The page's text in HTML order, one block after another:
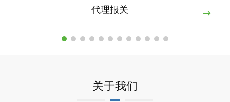
代理报关
关于我们